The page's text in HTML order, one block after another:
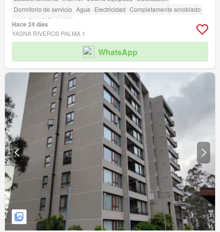
Dormitorio de servicio Agua Electricidad Completamente amoblado
amenity_wi_fi
Jardín
Hace 24 días
YASNA RIVEROS PALMA 1
WhatsApp